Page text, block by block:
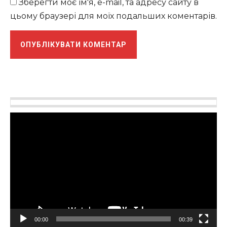
Зберегти моє ім'я, e-mail, та адресу сайту в
цьому браузері для моїх подальших коментарів.
00:00 00:39